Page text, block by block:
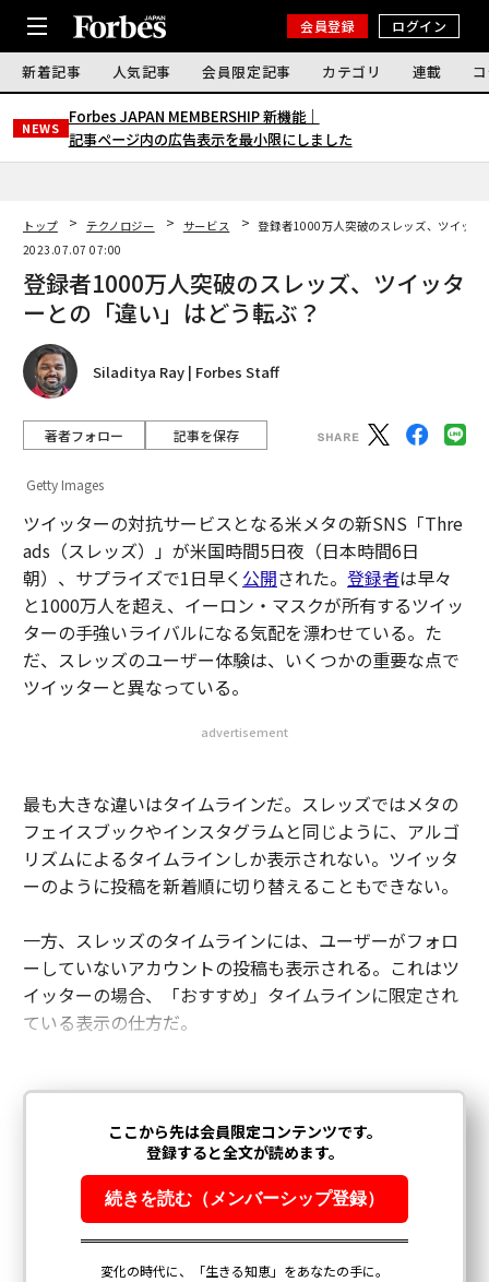
会員登録 ログイン
新着記事 人気記事 会員限定記事 カテゴリ 連載
NEWS
Forbes JAPAN MEMBERSHIP 新機能｜
記事ページ内の広告表示を最小限にしました
トップ テクノロジー サービス
登録者1000万人突破のスレッズ、ツイッ
2023.07.07 07:00
登録者1000万人突破のスレッズ、ツイッタ
ーとの「違い」はどう転ぶ？
Siladitya Ray | Forbes Staff
著者フォロー 記事を保存
Getty Images
ツイッターの対抗サービスとなる米メタの新SNS「Thre
ads（スレッズ）」が米国時間5日夜（日本時間6日
朝）、サプライズで1日早く 公開された。 登録者は早々
と1000万人を超え、イーロン・マスクが所有するツイッ
ターの手強いライバルになる気配を漂わせている。た
だ、スレッズのユーザー体験は、いくつかの重要な点で
ツイッターと異なっている。
advertisement
最も大きな違いはタイムラインだ。スレッズではメタの
フェイスブックやインスタグラムと同じように、アルゴ
リズムによるタイムラインしか表示されない。ツイッタ
ーのように投稿を新着順に切り替えることもできない。
一方、スレッズのタイムラインには、ユーザーがフォロ
ーしていないアカウントの投稿も表示される。これはツ
イッターの場合、「おすすめ」タイムラインに限定され
ている表示の仕方だ。